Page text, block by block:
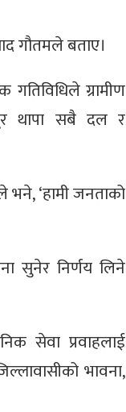
गौतमले बताए।
गतिविधिले ग्रामीण
थापा सबै दल र
भने, ‘हामी जनताको
सुनेर निर्णय लिने
सेवा प्रवाहलाई
भावना,